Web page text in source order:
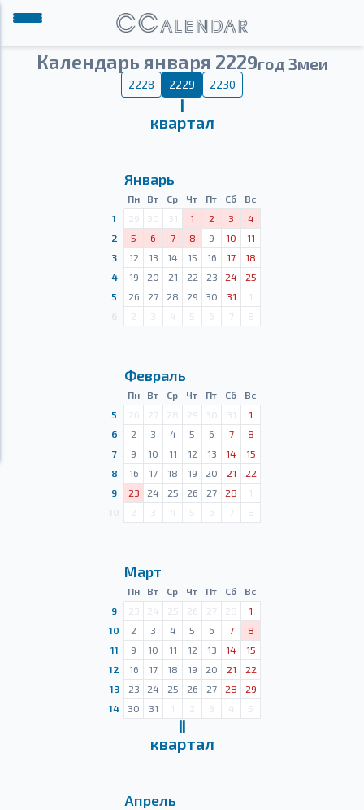
Календарь января 2229год Змеи
2228 2229 2230
Ⅰ
квартал
Январь
Пн Вт Ср Чт Пт Сб
Вс
1
29 30 31 1 2 3
4
2
5 6 7 8 9 10
11
3
12 13 14 15 16 17
18
4
19 20 21 22 23 24
25
5
26 27 28 29 30 31
1
2 3 4 5 6 7 8
Февраль
Пн Вт Ср Чт Пт Сб
Вс
5
26 27 28 29 30 31
1
6
2 3 4 5 6 7
8
7
9 10 11 12 13 14
15
8
16 17 18 19 20 21
22
9
23 24 25 26 27 28
1
2 3 4 5 6 7 8
Март
Пн Вт Ср Чт Пт Сб
Вс
9
23 24 25 26 27 28
1
10
2 3 4 5 6 7
8
11
9 10 11 12 13 14
15
12
16 17 18 19 20 21
22
13
23 24 25 26 27 28
29
14
30 31 1 2 3 4 5
Ⅱ
квартал
Апрель